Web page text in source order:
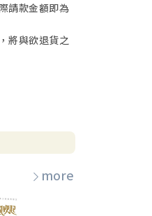
請款金額即為
將與欲退貨之
more